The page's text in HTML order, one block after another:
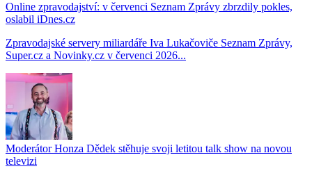
Online zpravodajství: v červenci Seznam Zprávy zbrzdily pokles,
oslabil iDnes.cz
Zpravodajské servery miliardáře Iva Lukačoviče Seznam Zprávy,
Super.cz a Novinky.cz v červenci 2026...
Moderátor Honza Dědek stěhuje svoji letitou talk show na novou
televizi